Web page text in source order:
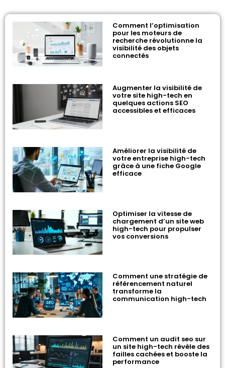
Comment l’optimisation
pour les moteurs de
recherche révolutionne la
visibilité des objets
connectés
Augmenter la visibilité de
votre site high-tech en
quelques actions SEO
accessibles et efficaces
Améliorer la visibilité de
votre entreprise high-tech
grâce à une fiche Google
efficace
Optimiser la vitesse de
chargement d’un site web
high-tech pour propulser
vos conversions
Comment une stratégie de
référencement naturel
transforme la
communication high-tech
Comment un audit seo sur
un site high-tech révèle des
failles cachées et booste la
performance